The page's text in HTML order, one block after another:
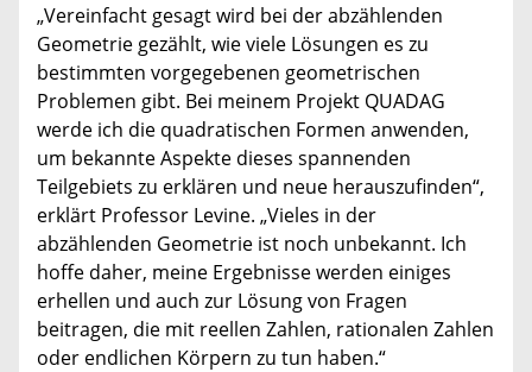
„Vereinfacht gesagt wird bei der abzählenden
Geometrie gezählt, wie viele Lösungen es zu
bestimmten vorgegebenen geometrischen
Problemen gibt. Bei meinem Projekt QUADAG
werde ich die quadratischen Formen anwenden,
um bekannte Aspekte dieses spannenden
Teilgebiets zu erklären und neue herauszufinden“,
erklärt Professor Levine. „Vieles in der
abzählenden Geometrie ist noch unbekannt. Ich
hoffe daher, meine Ergebnisse werden einiges
erhellen und auch zur Lösung von Fragen
beitragen, die mit reellen Zahlen, rationalen Zahlen
oder endlichen Körpern zu tun haben.“